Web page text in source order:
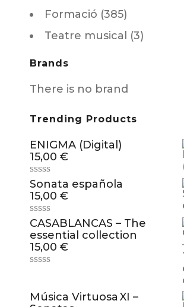
Formació (385)
Teatre musical (3)
Brands
There is no brand
Trending Products
ENIGMA (Digital)
15,00 €
Sonata española
15,00 €
CASABLANCAS – The
essential collection
15,00 €
Música Virtuosa XI –